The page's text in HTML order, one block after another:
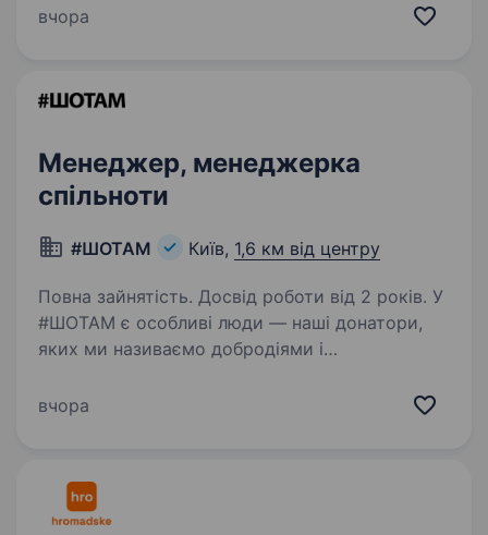
об'єднує медійні платформи: «Новини.LIVE» —
складних…
вчора
Менеджер, менеджерка
спільноти
#ШОТАМ Київ, 1,6 км від центру
Повна зайнятість. Досвід роботи від 2 років. У
#ШОТАМ є особливі люди — наші донатори,
яких ми називаємо добродіями і
медіа гривнею і вірою в те, що добрі новини
вчора